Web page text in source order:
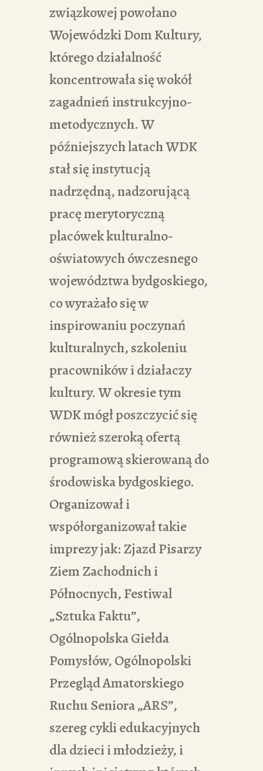
związkowej powołano
Wojewódzki Dom Kultury,
którego działalność
koncentrowała się wokół
zagadnień instrukcyjno-
metodycznych. W
późniejszych latach WDK
stał się instytucją
nadrzędną, nadzorującą
pracę merytoryczną
placówek kulturalno-
oświatowych ówczesnego
województwa bydgoskiego,
co wyrażało się w
inspirowaniu poczynań
kulturalnych, szkoleniu
pracowników i działaczy
kultury. W okresie tym
WDK mógł poszczycić się
również szeroką ofertą
programową skierowaną do
środowiska bydgoskiego.
Organizował i
współorganizował takie
imprezy jak: Zjazd Pisarzy
Ziem Zachodnich i
Północnych, Festiwal
„Sztuka Faktu”,
Ogólnopolska Giełda
Pomysłów, Ogólnopolski
Przegląd Amatorskiego
Ruchu Seniora „ARS”,
szereg cykli edukacyjnych
dla dzieci i młodzieży, i